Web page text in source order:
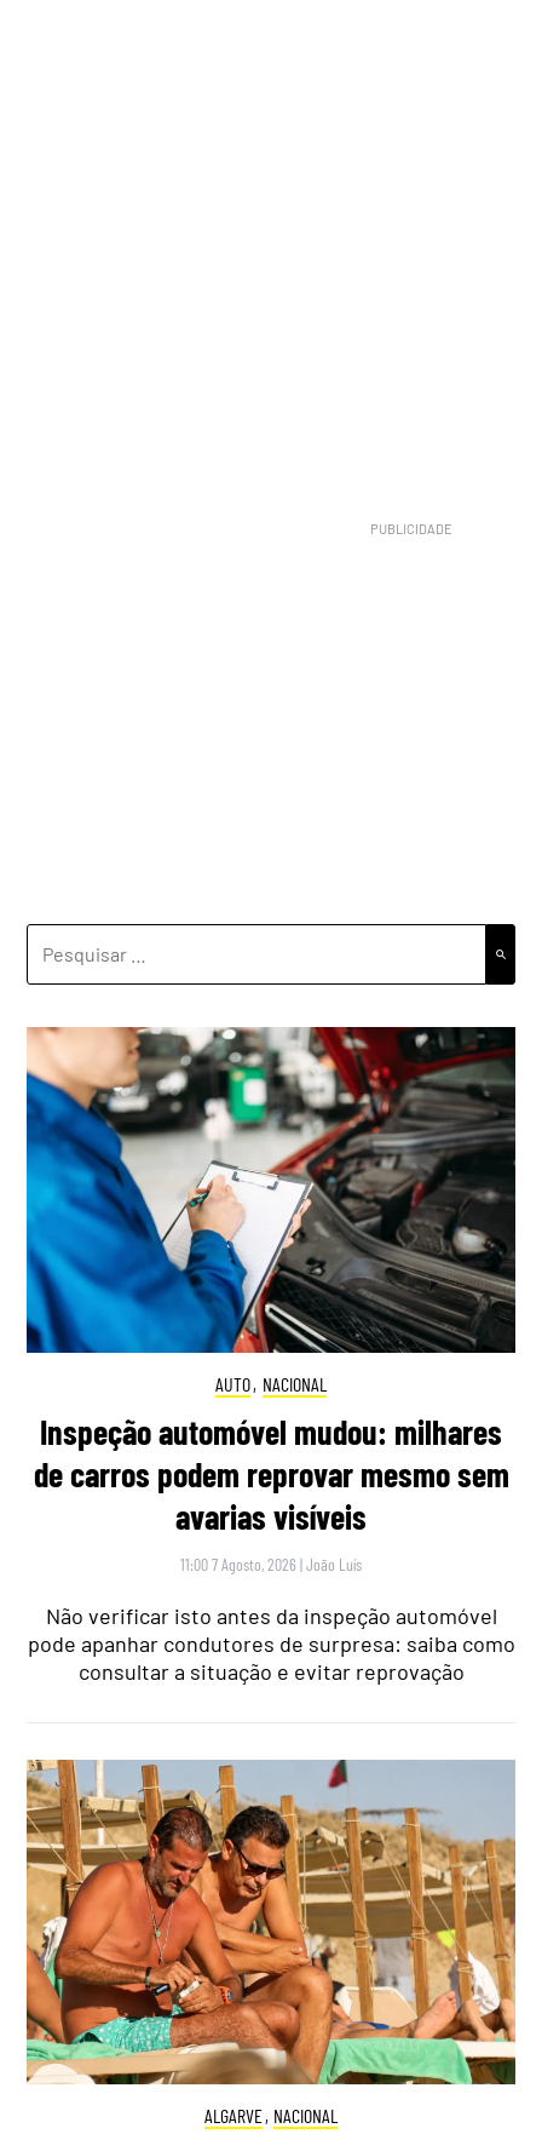
AUTO, NACIONAL
Inspeção automóvel mudou: milhares
de carros podem reprovar mesmo sem
avarias visíveis
11:00 7 Agosto, 2026 |João Luís
Não verificar isto antes da inspeção automóvel
pode apanhar condutores de surpresa: saiba como
consultar a situação e evitar reprovação
ALGARVE, NACIONAL